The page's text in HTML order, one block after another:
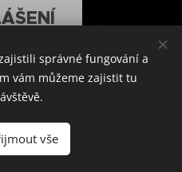
Barborka 31, Ledeč nad
DPH
sítě © 2018 – 2026 |
správné fungování a
vám můžeme zajistit tu
vše